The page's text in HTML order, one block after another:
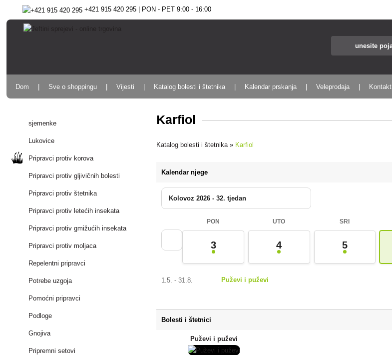
+421 915 420 295 | PON - PET 9:00 - 16:00
Dom Sve o shoppingu Vijesti Katalog bolesti i štetnika Kalendar prskanja Veleprodaja Kontakt
sjemenke
Lukovice
Pripravci protiv korova
Pripravci protiv gljivičnih bolesti
Pripravci protiv štetnika
Pripravci protiv letećih insekata
Pripravci protiv gmižućih insekata
Pripravci protiv moljaca
Repelentni pripravci
Potrebe uzgoja
Pomoćni pripravci
Podloge
Gnojiva
Pripremni setovi
Karfiol
Katalog bolesti i štetnika » Karfiol
Kalendar njege
Kolovoz 2026 - 32. tjedan
PON UTO SRI
3 4 5
1.5. - 31.8. Puževi i puževi
Bolesti i štetnici
Puževi i puževi